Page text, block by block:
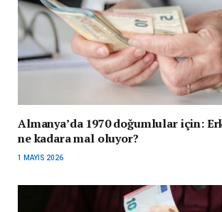
Almanya’da 1970 doğumlular için:
ne kadara mal oluyor?
1 MAYIS 2026